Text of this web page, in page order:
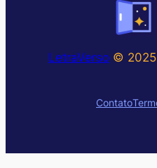
LetraVerso © 2025
Contato